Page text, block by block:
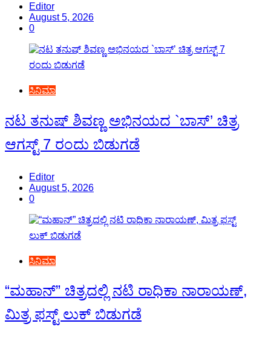
Editor
August 5, 2026
0
ಸಿನಿಮಾ
ನಟ ತನುಷ್ ಶಿವಣ್ಣ ಅಭಿನಯದ `ಬಾಸ್’ ಚಿತ್ರ
ಆಗಸ್ಟ್ 7 ರಂದು ಬಿಡುಗಡೆ
Editor
August 5, 2026
0
ಸಿನಿಮಾ
“ಮಹಾನ್” ಚಿತ್ರದಲ್ಲಿ ನಟಿ ರಾಧಿಕಾ ನಾರಾಯಣ್,
ಮಿತ್ರ ಫಸ್ಟ್ ಲುಕ್ ಬಿಡುಗಡೆ